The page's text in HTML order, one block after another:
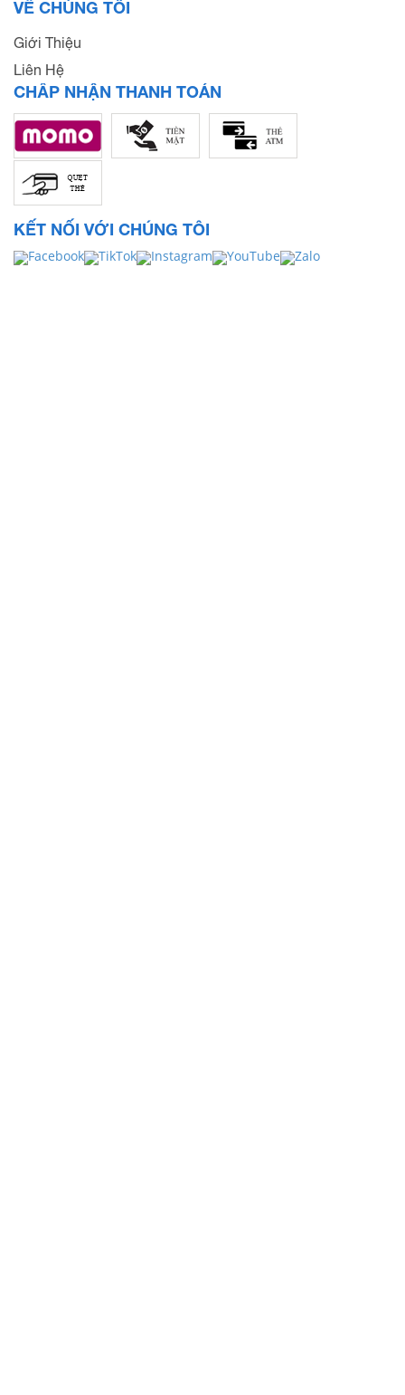
VỀ CHÚNG TÔI
Giới Thiệu
Liên Hệ
CHẤP NHẬN THANH TOÁN
KẾT NỐI VỚI CHÚNG TÔI